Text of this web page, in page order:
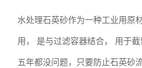
水处理石英砂作为一种工业用原
用， 是与过滤容器结合， 用于
五年都没问题，只要防止石英砂